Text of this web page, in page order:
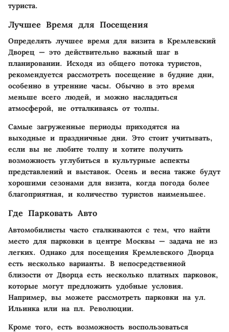
туриста.
Лучшее Время для Посещения
Определять лучшее время для визита в Кремлевский
Дворец — это действительно важный шаг в
планировании. Исходя из общего потока туристов,
рекомендуется рассмотреть посещение в будние дни,
особенно в утренние часы. Обычно в это время
меньше всего людей, и можно насладиться
атмосферой, не отталкиваясь от толпы.
Самые загруженные периоды приходятся на
выходные и праздничные дни. Это стоит учитывать,
если вы не любите толпу и хотите получить
возможность углубиться в культурные аспекты
представлений и выставок. Осень и весна также будут
хорошими сезонами для визита, когда погода более
благоприятная, и количество туристов наименьшее.
Где Парковать Авто
Автомобилисты часто сталкиваются с тем, что найти
место для парковки в центре Москвы — задача не из
легких. Однако для посещения Кремлевского Дворца
есть несколько варианты. В непосредственной
близости от Дворца есть несколько платных парковок,
которые могут предложить удобные условия.
Например, вы можете рассмотреть парковки на ул.
Ильинка или на пл. Революции.
Кроме того, есть возможность воспользоваться